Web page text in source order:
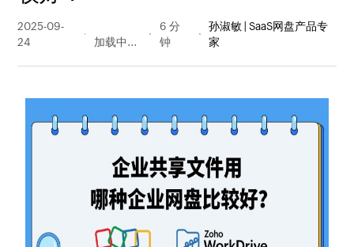
2025-09-
24
量
6 分
钟
孙淑敏 | SaaS网盘产品专
家